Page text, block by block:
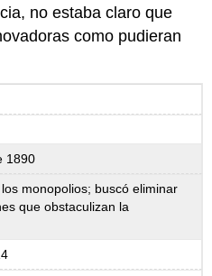
no estaba claro que
como pudieran
1890
monopolios; buscó eliminar
que obstaculizan la